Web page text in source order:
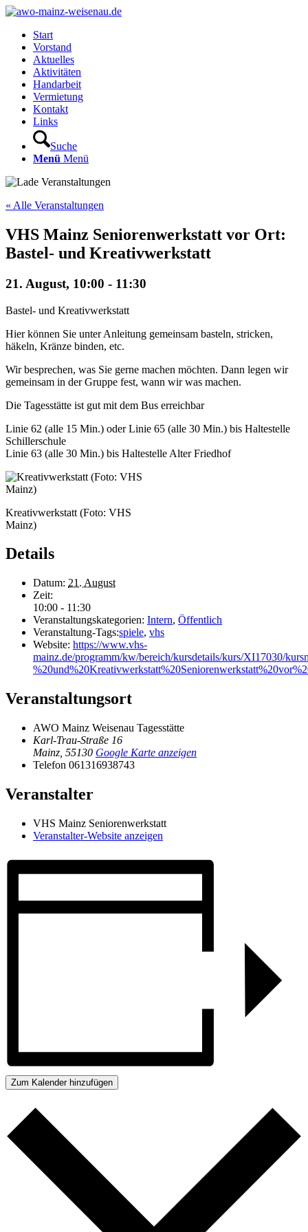
Start
Vorstand
Aktuelles
Aktivitäten
Handarbeit
Vermietung
Kontakt
Links
Suche
Menü Menü
« Alle Veranstaltungen
VHS Mainz Seniorenwerkstatt vor Ort:
Bastel- und Kreativwerkstatt
21. August, 10:00 - 11:30
Bastel- und Kreativwerkstatt
Hier können Sie unter Anleitung gemeinsam basteln, stricken,
häkeln, Kränze binden, etc.
Wir besprechen, was Sie gerne machen möchten. Dann legen wir
gemeinsam in der Gruppe fest, wann wir was machen.
Die Tagesstätte ist gut mit dem Bus erreichbar
Linie 62 (alle 15 Min.) oder Linie 65 (alle 30 Min.) bis Haltestelle
Schillerschule
Linie 63 (alle 30 Min.) bis Haltestelle Alter Friedhof
Kreativwerkstatt (Foto: VHS
Mainz)
Details
Datum: 21. August
Zeit:
10:00 - 11:30
Veranstaltungskategorien: Intern, Öffentlich
Veranstaltung-Tags:spiele, vhs
Website: https://www.vhs-
mainz.de/programm/kw/bereich/kursdetails/kurs/XI17030/
Veranstaltungsort
AWO Mainz Weisenau Tagesstätte
Karl-Trau-Straße 16
Mainz 55130 Google Karte anzeigen
Telefon 061316938743
Veranstalter
VHS Mainz Seniorenwerkstatt
Veranstalter-Website anzeigen
Zum Kalender hinzufügen